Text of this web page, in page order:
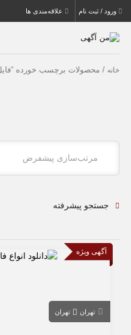
ورود / ثبت نام علاقه‌مندی ها
خانه / محصولات برچسب خورده “فایل
مرتب‌سازی پیشفرض
جستجو پیشرفته
آگهی ویژه
تهران تهران